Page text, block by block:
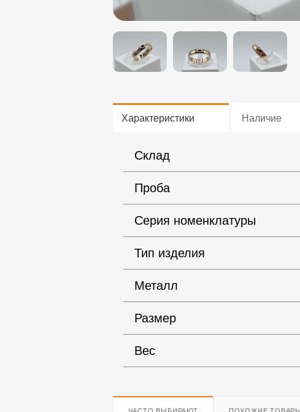
Характеристики Наличие
Склад
Проба
Серия номенклатуры
Тип изделия
Металл
Размер
Вес